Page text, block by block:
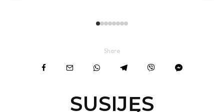
Share
SUSIJĘS